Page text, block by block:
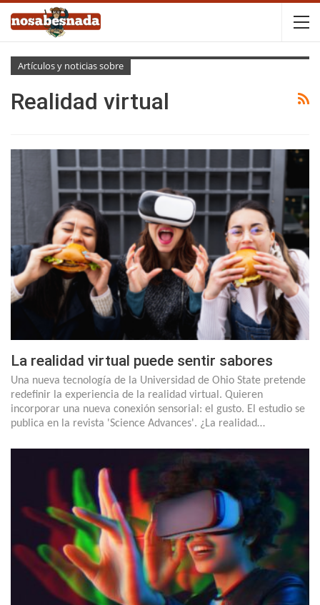
Artículos y noticias sobre
Realidad virtual
La realidad virtual puede sentir sabores
Una nueva tecnología de la Universidad de Ohio State pretende
redefinir la experiencia de la realidad virtual. Quieren
incorporar una nueva conexión sensorial: el gusto. El estudio se
publica en la revista 'Science Advances'. ¿La realidad…